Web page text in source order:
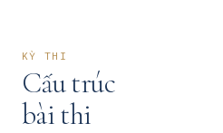
KỲ THI
Cấu trúc
bài thi